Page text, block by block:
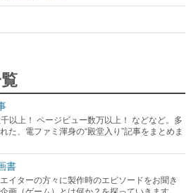
以上！ ページビュー数万以上！ などなど。多
た、電ファミ渾身の“殿堂入り”記事をまとめま
書
イターの方々に製作時のエピソードをお聞き